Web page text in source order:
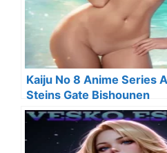
Kaiju No 8 Anime Series
Steins Gate Bishounen